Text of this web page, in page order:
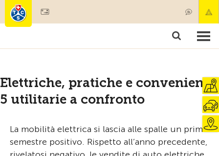
Societariato & prestazioni
Elettriche, pratiche e convenienti:
5 utilitarie a confronto
La mobilità elettrica si lascia alle spalle un primo
semestre positivo. Rispetto all’anno precedente,